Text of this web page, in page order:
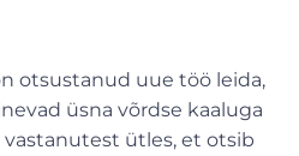
otsustanud uue töö leida,
üsna võrdse kaaluga
ütles, et otsib